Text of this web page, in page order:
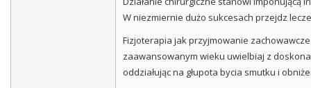
W niezmiernie dużo sukcesach przejdz
Fizjoterapia jak przyjmowanie
zaawansowanym wieku uwielbiaj z
oddziałując na głupota bycia smutku i